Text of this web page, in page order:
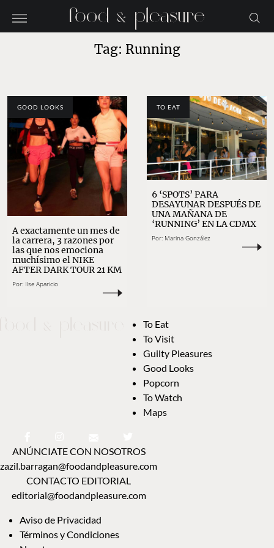
Tag: Running
GOOD LOOKS
A exactamente un mes de
la carrera, 3 razones por
las que nos emociona
muchísimo el NIKE
AFTER DARK TOUR 21 KM
Por: Ilse Aparicio
TO EAT
6 ‘SPOTS’ PARA
DESAYUNAR DESPUÉS DE
UNA MAÑANA DE
‘RUNNING’ EN LA CDMX
Por: Marina González
To Eat
To Visit
Guilty Pleasures
Good Looks
Popcorn
To Watch
Maps
ANÚNCIATE CON NOSOTROS
zazil.barragan@foodandpleasure.com
CONTACTO EDITORIAL
editorial@foodandpleasure.com
Aviso de Privacidad
Términos y Condiciones